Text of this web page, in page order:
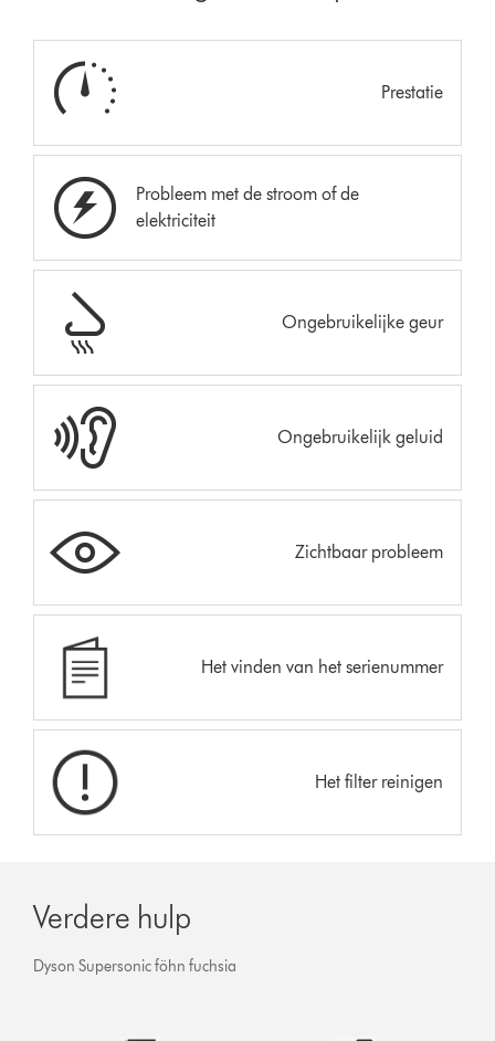
Prestatie
Probleem met de stroom of de
elektriciteit
Ongebruikelijke geur
Ongebruikelijk geluid
Zichtbaar probleem
Het vinden van het serienummer
Het filter reinigen
Verdere hulp
Dyson Supersonic föhn fuchsia